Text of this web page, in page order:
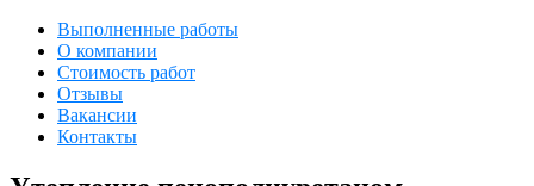
Выполненные работы
О компании
Стоимость работ
Отзывы
Вакансии
Контакты